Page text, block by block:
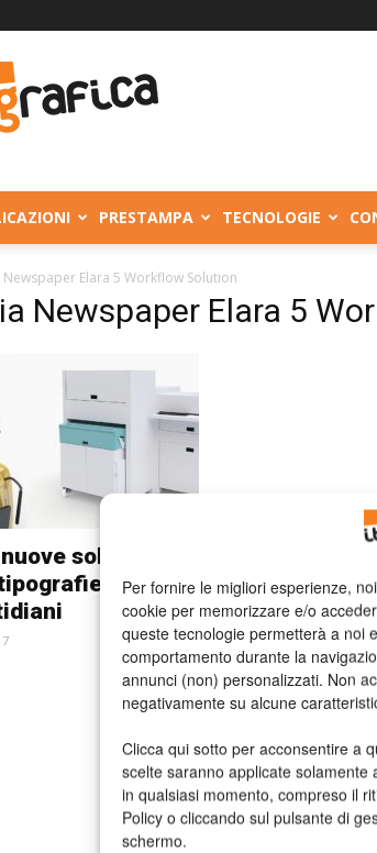
Per fornire le migliori esperienze,
cookie per memorizzare e/o
queste tecnologie permetterà a noi
comportamento durante la
annunci (non) personalizzati. Non
negativamente su alcune
Clicca qui sotto per acconsentire a
scelte saranno applicate
in qualsiasi momento, compreso il
Policy o cliccando sul pulsante di
schermo.
PRESTAMPA TECNOLOGIE
Newspaper Elara 5 Workflow Solution
Newspaper Elara 5
soluzioni
che